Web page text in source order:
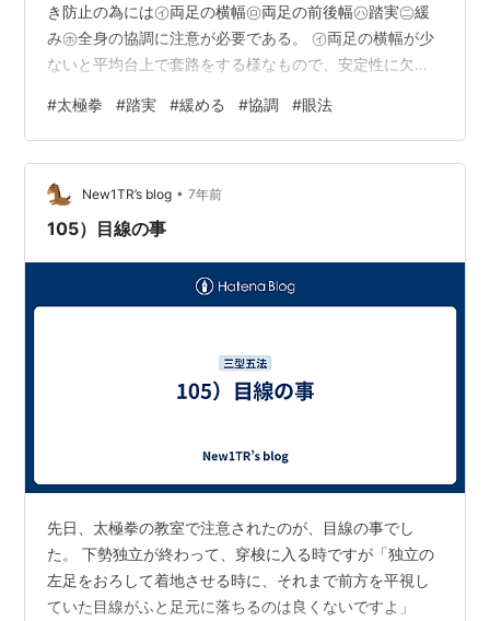
き防止の為には㋑両足の横幅㋺両足の前後幅㋩踏実㊁緩
み㋭全身の協調に注意が必要である。 ㋑両足の横幅が少
ないと平均台上で套路をする様なもので、安定性に欠け
時、腰の動きも大きくなり、不安定になり易い。 ㋩踏実
とは、単に足裏全体で踏み込んで、接地面積を増やすと
言う事ではない。接地して後「地面とどの様に接地して
いるか。親指側も意識して、ベタッと吸い付いている
か。」を確認して、過不足なく乗り込んで行く事であ
#太極拳 #踏実 #緩める #協調 #眼法
New1TR’s blog • 7年前
105）目線の事
先日、太極拳の教室で注意されたのが、目線の事でし
た。 下勢独立が終わって、穿梭に入る時ですが「独立の
左足をおろして着地させる時に、それまで前方を平視し
ていた目線がふと足元に落ちるのは良くないですよ」